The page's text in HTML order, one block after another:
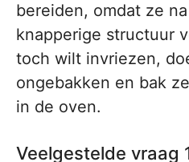
bereiden, omdat ze
knapperige structuur
toch wilt invriezen,
ongebakken en bak
in de oven.
Veelgestelde vraag